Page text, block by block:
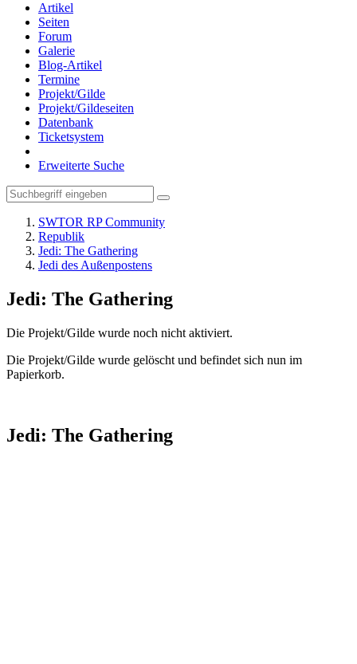
Artikel
Seiten
Forum
Galerie
Blog-Artikel
Termine
Projekt/Gilde
Projekt/Gildeseiten
Datenbank
Ticketsystem
Erweiterte Suche
SWTOR RP Community
Republik
Jedi: The Gathering
Jedi des Außenpostens
Jedi: The Gathering
Die Projekt/Gilde wurde noch nicht aktiviert.
Die Projekt/Gilde wurde gelöscht und befindet sich nun im
Papierkorb.
Jedi: The Gathering